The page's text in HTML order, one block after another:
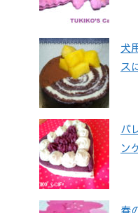
犬
ス
バ
ン
春